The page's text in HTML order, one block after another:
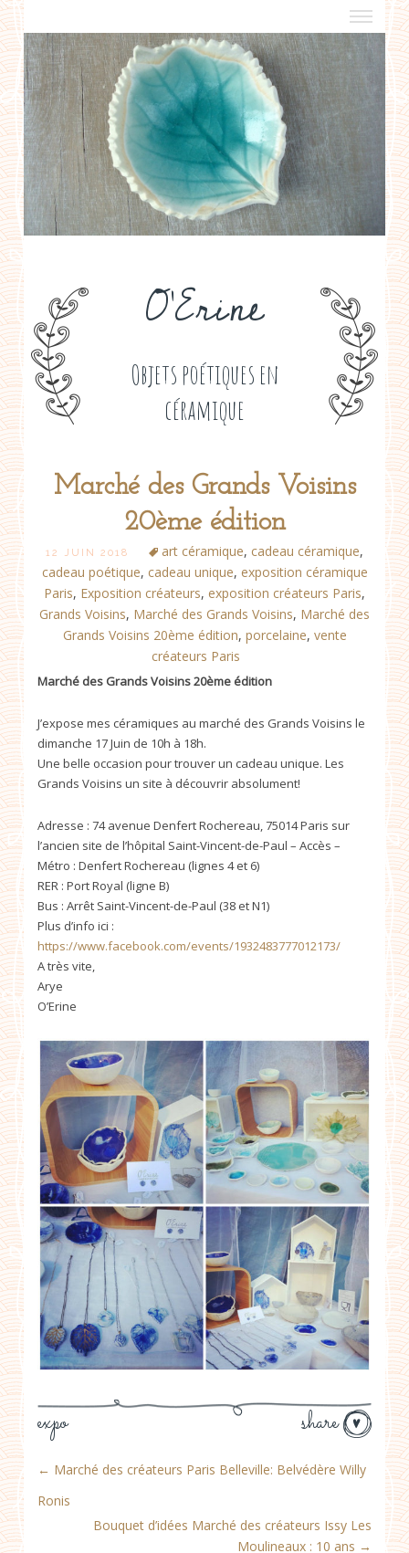
O'Erine
Objets poétiques en
céramique
a propos
boutiques de créateurs
contact
politique de confidentialité
Marché des Grands Voisins
20ème édition
12 JUIN 2018 art céramique, cadeau céramique,
cadeau poétique, cadeau unique, exposition céramique
Paris, Exposition créateurs, exposition créateurs Paris,
Grands Voisins, Marché des Grands Voisins, Marché des
Grands Voisins 20ème édition, porcelaine, vente
créateurs Paris
Marché des Grands Voisins 20ème édition
J’expose mes céramiques au marché des Grands Voisins le
dimanche 17 Juin de 10h à 18h.
Une belle occasion pour trouver un cadeau unique. Les
Grands Voisins un site à découvrir absolument!
Adresse : 74 avenue Denfert Rochereau, 75014 Paris sur
l’ancien site de l’hôpital Saint-Vincent-de-Paul – Accès –
Métro : Denfert Rochereau (lignes 4 et 6)
RER : Port Royal (ligne B)
Bus : Arrêt Saint-Vincent-de-Paul (38 et N1)
Plus d’info ici :
https://www.facebook.com/events/1932483777012173/
A très vite,
Arye
O’Erine
share
expo
Post
navigation
← Marché des créateurs Paris Belleville: Belvédère Willy
Ronis
Bouquet d’idées Marché des créateurs Issy Les
Moulineaux : 10 ans →